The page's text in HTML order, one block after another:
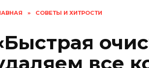
» СОВЕТЫ И ХИТРОСТИ
все